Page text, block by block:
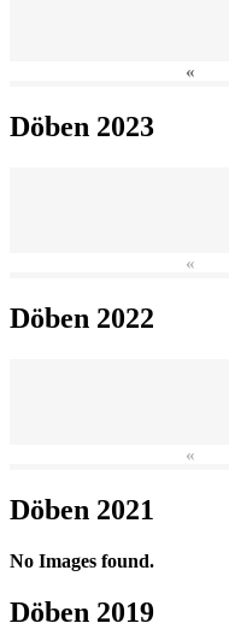
«
Döben 2023
«
Döben 2022
«
Döben 2021
No Images found.
Döben 2019